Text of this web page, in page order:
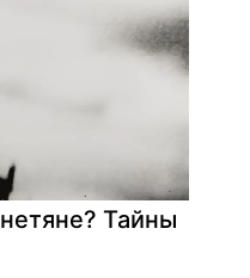
Тайны